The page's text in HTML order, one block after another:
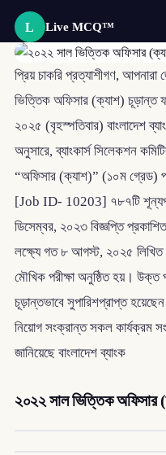
L Live MCQ™
প্রিয় চাকরি প্রত্যাশীগণ,
ভিত্তিক অফিসার (ক্যাশ) চূড়ান্ত
২০২৫ (বৃহস্পতিবার) বাংলাদেশ
অনুসারে, ব্যাংকার্স সিলেকশন
“অফিসার (ক্যাশ)” (১০ম গ্রেড)
[Job ID- 10203] ৭৮৭টি
ডিসেম্বর, ২০২৩ বিজ্ঞপ্তি
লক্ষ্যে গত ৮ আগস্ট, ২০২৫ লিখিত
মৌখিক পরীক্ষা অনুষ্ঠিত হয়। উক্ত
চূড়ান্তভাবে সুপারিশপ্রাপ্ত
নিয়োগ সংক্রান্ত সকল কার্যক্রম
জানিয়েছে বাংলাদেশ ব্যাংক
২০২২ সাল ভিত্তিক অফিসার